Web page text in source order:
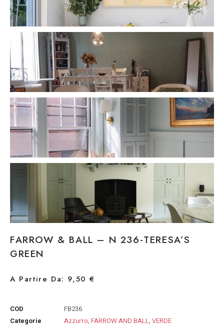
FARROW & BALL – N 236-TERESA’S
GREEN
A Partire Da: 9,50€
COD
FB236
Categorie
Azzurro, FARROW AND BALL, VERDE